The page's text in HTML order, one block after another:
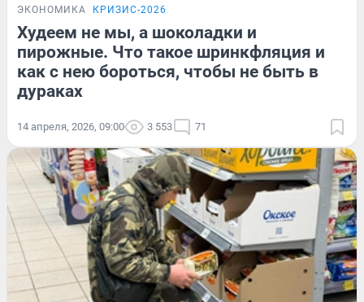
ЭКОНОМИКА КРИЗИС-2026
Худеем не мы, а шоколадки и
пирожные. Что такое шринкфляция и
как с нею бороться, чтобы не быть в
дураках
14 апреля, 2026, 09:00 3 553 71